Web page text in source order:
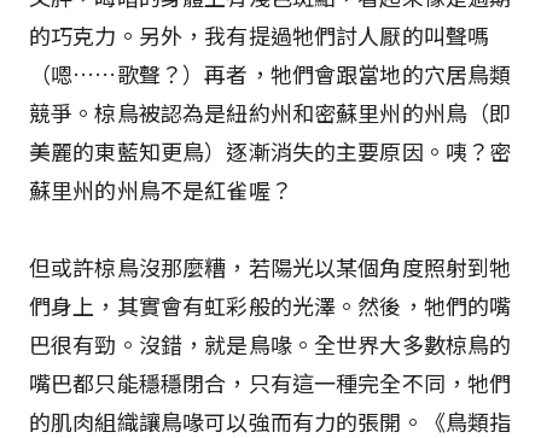
的巧克力。另外，我有提過牠們討人厭的叫聲嗎
（嗯……歌聲？）再者，牠們會跟當地的穴居鳥類
競爭。椋鳥被認為是紐約州和密蘇里州的州鳥（即
美麗的東藍知更鳥）逐漸消失的主要原因。咦？密
蘇里州的州鳥不是紅雀喔？
但或許椋鳥沒那麼糟，若陽光以某個角度照射到牠
們身上，其實會有虹彩般的光澤。然後，牠們的嘴
巴很有勁。沒錯，就是鳥喙。全世界大多數椋鳥的
嘴巴都只能穩穩閉合，只有這一種完全不同，牠們
的肌肉組織讓鳥喙可以強而有力的張開。《鳥類指